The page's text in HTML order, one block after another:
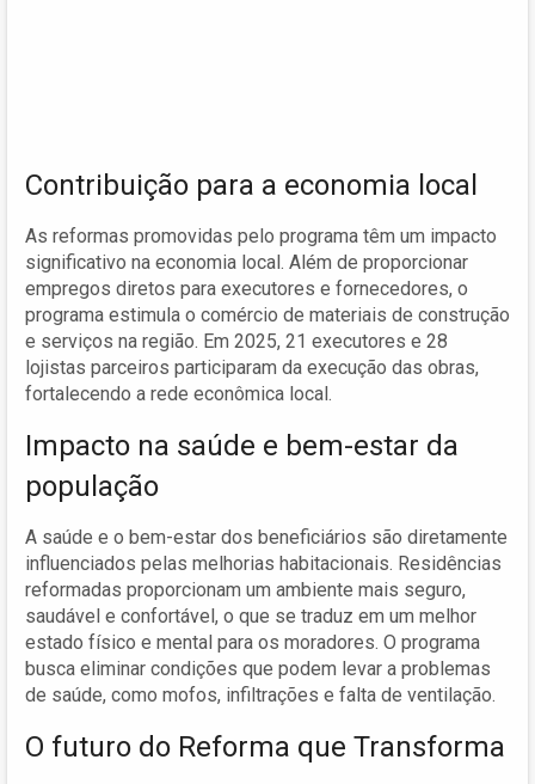
Contribuição para a economia local
As reformas promovidas pelo programa têm um impacto
significativo na economia local. Além de proporcionar
empregos diretos para executores e fornecedores, o
programa estimula o comércio de materiais de construção
e serviços na região. Em 2025, 21 executores e 28
lojistas parceiros participaram da execução das obras,
fortalecendo a rede econômica local.
Impacto na saúde e bem-estar da
população
A saúde e o bem-estar dos beneficiários são diretamente
influenciados pelas melhorias habitacionais. Residências
reformadas proporcionam um ambiente mais seguro,
saudável e confortável, o que se traduz em um melhor
estado físico e mental para os moradores. O programa
busca eliminar condições que podem levar a problemas
de saúde, como mofos, infiltrações e falta de ventilação.
O futuro do Reforma que Transforma